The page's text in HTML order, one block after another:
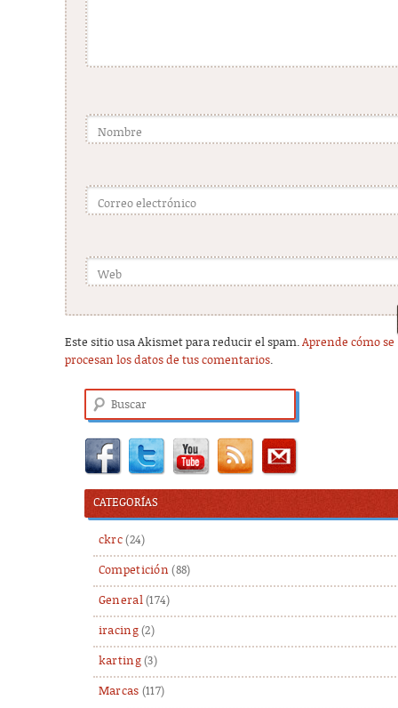
Nombre
Correo electrónico
Web
Este sitio usa Akismet para reducir el spam.Aprende cómo se
procesan los datos de tus comentarios.
Buscar
CATEGORÍAS
ckrc(24)
Competición (88)
General(174)
iracing(2)
karting(3)
Marcas (117)